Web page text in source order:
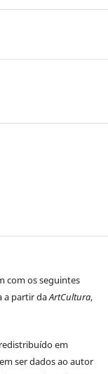
com os seguintes
a partir daArtCultura,
em
ser dados ao autor